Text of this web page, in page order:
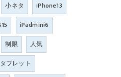
小ネタ
iPhone13
iPadmini6
制限
人気
タブレット